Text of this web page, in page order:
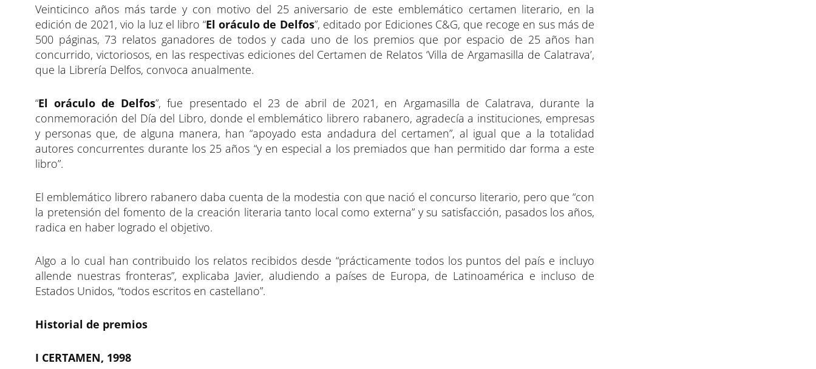
Veinticinco años más tarde y con motivo del 25 aniversario de este emblemático certamen literario, en la
edición de 2021, vio la luz el libro “El oráculo de Delfos”, editado por Ediciones C&G, que recoge en sus más de
500 páginas, 73 relatos ganadores de todos y cada uno de los premios que por espacio de 25 años han
concurrido, victoriosos, en las respectivas ediciones del Certamen de Relatos ‘Villa de Argamasilla de Calatrava’,
que la Librería Delfos, convoca anualmente.
“El oráculo de Delfos”, fue presentado el 23 de abril de 2021, en Argamasilla de Calatrava, durante la
conmemoración del Día del Libro, donde el emblemático librero rabanero, agradecía a instituciones, empresas
y personas que, de alguna manera, han “apoyado esta andadura del certamen”, al igual que a la totalidad
autores concurrentes durante los 25 años “y en especial a los premiados que han permitido dar forma a este
libro”.
El emblemático librero rabanero daba cuenta de la modestia con que nació el concurso literario, pero que “con
la pretensión del fomento de la creación literaria tanto local como externa” y su satisfacción, pasados los años,
radica en haber logrado el objetivo.
Algo a lo cual han contribuido los relatos recibidos desde “prácticamente todos los puntos del país e incluyo
allende nuestras fronteras”, explicaba Javier, aludiendo a países de Europa, de Latinoamérica e incluso de
Estados Unidos, “todos escritos en castellano”.
Historial de premios
I CERTAMEN, 1998